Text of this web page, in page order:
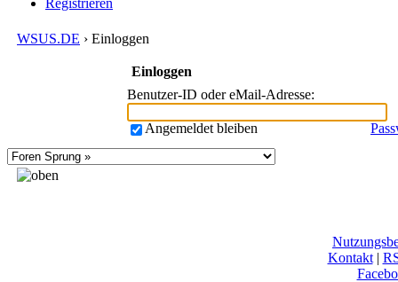
Registrieren
WSUS.DE › Einloggen
Einloggen
Benutzer-ID oder eMail-Adresse:
Angemeldet bleiben
Kontakt|